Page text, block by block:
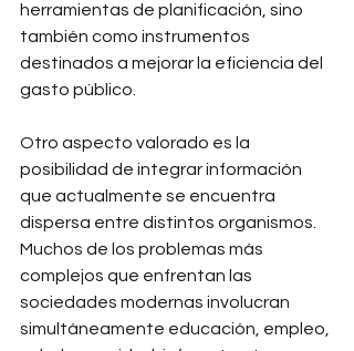
herramientas de planificación, sino
también como instrumentos
destinados a mejorar la eficiencia del
gasto público.
Otro aspecto valorado es la
posibilidad de integrar información
que actualmente se encuentra
dispersa entre distintos organismos.
Muchos de los problemas más
complejos que enfrentan las
sociedades modernas involucran
simultáneamente educación, empleo,